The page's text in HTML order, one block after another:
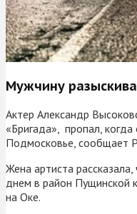
Мужчину
Актер Александр
«Бригада», пропал,
Подмосковье, сообщает
Жена артиста
днем в район Пущинской
на Оке.